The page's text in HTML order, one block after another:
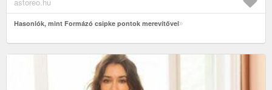
Hasonlók, mint Formázó csipke pontok merevítővel